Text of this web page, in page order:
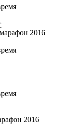
2016
2016